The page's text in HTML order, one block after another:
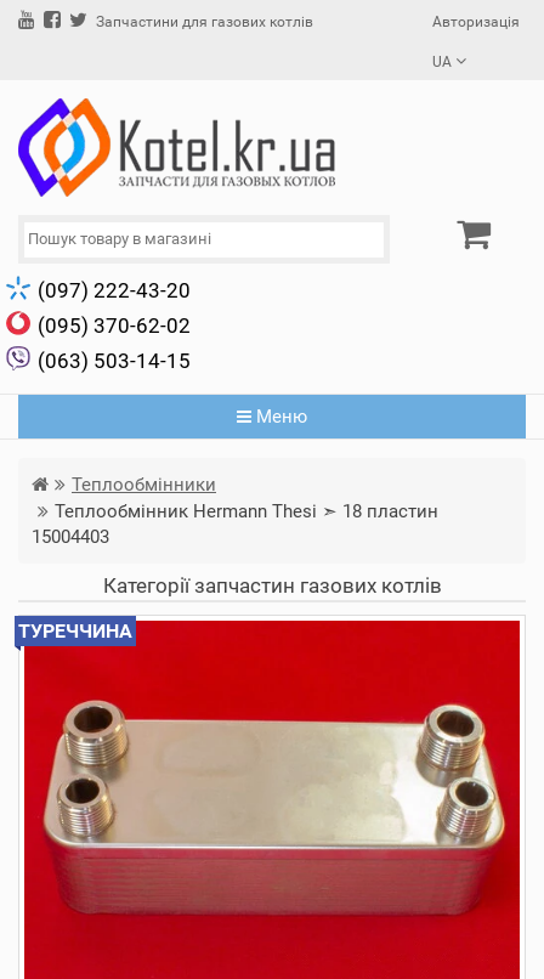
Запчастини для газових котлів Авторизація
UA
(097) 222-43-20
(095) 370-62-02
(063) 503-14-15
Меню
Теплообмінники
Теплообмінник Hermann Thesi ➣ 18 пластин
15004403
Категорії запчастин газових котлів
ТУРЕЧЧИНА